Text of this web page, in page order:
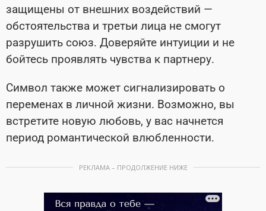
защищены от внешних воздействий —
обстоятельства и третьи лица не смогут
разрушить союз. Доверяйте интуиции и не
бойтесь проявлять чувства к партнеру.
Символ также может сигнализировать о
переменах в личной жизни. Возможно, вы
встретите новую любовь, у вас начнется
период романтической влюбленности.
РЕКЛАМА – ПРОДОЛЖЕНИЕ НИЖЕ